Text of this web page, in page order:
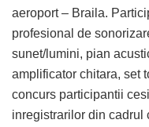
aeroport – Braila.
profesional de
sunet/lumini, pian
amplificator chitara, set
concurs participantii
inregistrarilor din cadrul